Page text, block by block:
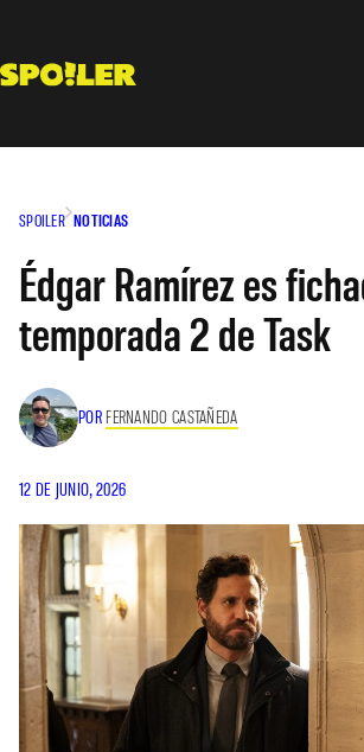
contenido
SPOILER NOTICIAS
Édgar Ramírez es
temporada 2 de Task
POR FERNANDO CASTAÑEDA
12 DE JUNIO, 2026